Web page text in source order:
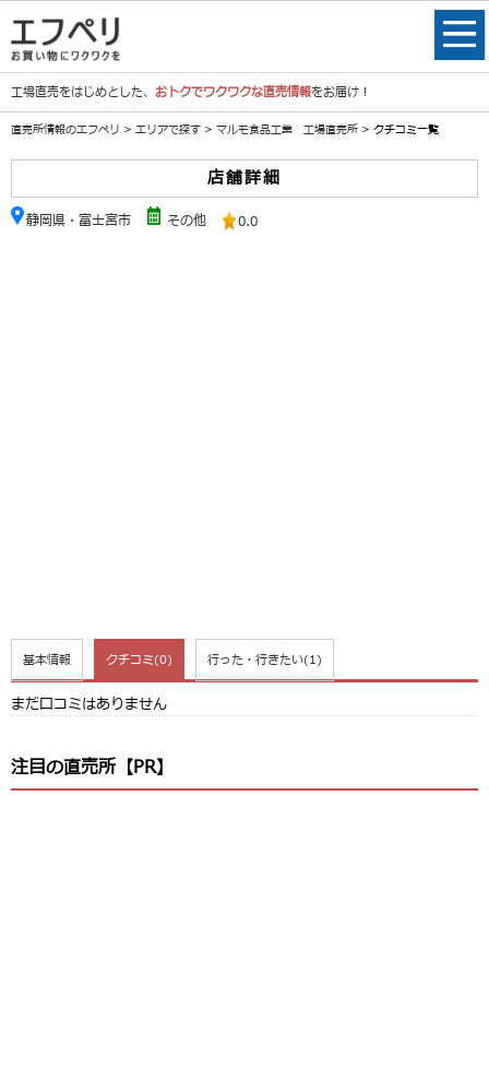
工場直売をはじめとした、 おトクでワクワクな直売情報をお届け！
直売所情報のエフペリ > エリアで探す > マルモ食品工業 工場直売所 > クチコミ一覧
店舗詳細
静岡県・富士宮市 その他 0.0
基本情報 クチコミ(0) 行った・行きたい(1)
まだ口コミはありません
注目の直売所【PR】